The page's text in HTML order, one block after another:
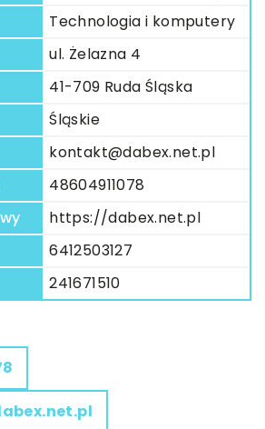
Technologia i komputery
ul. Żelazna 4
41-709 Ruda Śląska
Śląskie
kontakt@dabex.net.pl
48604911078
https://dabex.net.pl
6412503127
241671510